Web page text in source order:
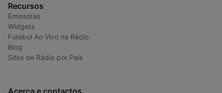
Recursos
Emissoras
Widgets
Futebol Ao Vivo na Rádio
Blog
Sites de Rádio por País
Acerca e contactos